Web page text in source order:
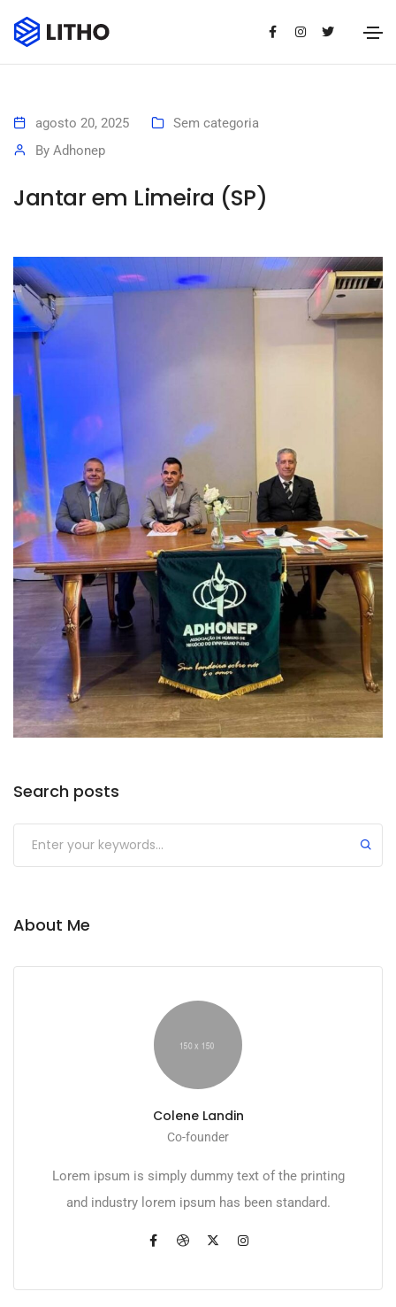
agosto 20, 2025
Sem categoria
By Adhonep
Jantar em Limeira (SP)
Search posts
About Me
Colene Landin
Co-founder
Lorem ipsum is simply dummy text of the printing
and industry lorem ipsum has been standard.